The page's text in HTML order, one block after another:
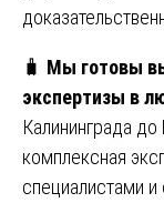
🧳 Мы готовы
экспертизы в
Калининграда
комплексная
специалистами